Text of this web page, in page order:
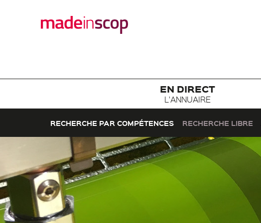
EN DIRECT
L'ANNUAIRE
RECHERCHE PAR COMPÉTENCES RECHERCHE LIBRE